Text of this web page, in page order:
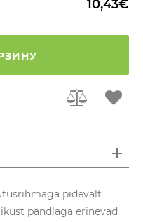
10,43€
pidevalt
pandlaga erinevad